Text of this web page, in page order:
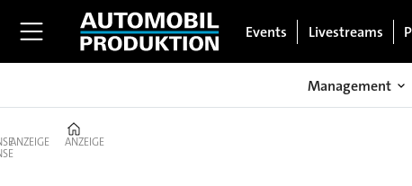
Events Livestreams
Management
ANZEIGE ANZEIGE